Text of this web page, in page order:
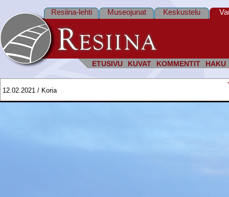
ETUSIVU KUVAT KOMMENTIT HAKU
Resiina-lehti Museojunat Keskustelu
12.02.2021 / Koria